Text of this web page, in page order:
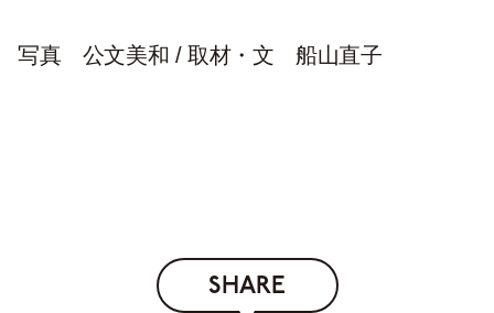
写真 公文美和 / 取材・文 船山直子
SHARE